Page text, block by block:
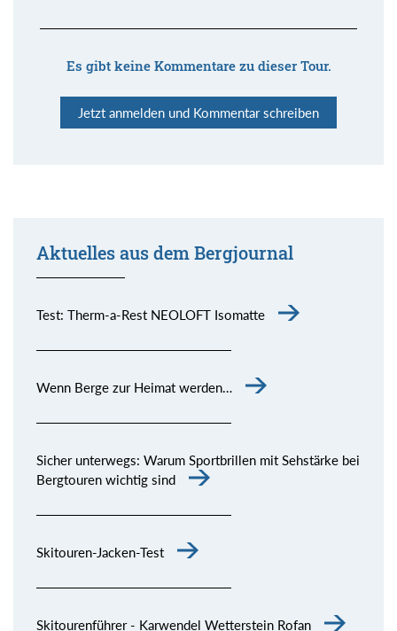
Es gibt keine Kommentare zu dieser Tour.
Jetzt anmelden und Kommentar schreiben
Aktuelles aus dem Bergjournal
Test: Therm-a-Rest NEOLOFT Isomatte
Wenn Berge zur Heimat werden…
Sicher unterwegs: Warum Sportbrillen mit Sehstärke bei
Bergtouren wichtig sind
Skitouren-Jacken-Test
Skitourenführer - Karwendel Wetterstein Rofan